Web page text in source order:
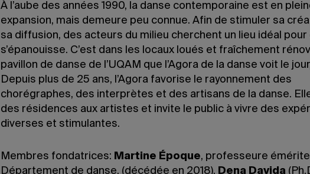
À l’aube des années 1990, la danse contemporaine est en
expansion, mais demeure peu connue. Afin de stimuler sa
sa diffusion, des acteurs du milieu cherchent un lieu idéal pour
s’épanouisse. C’est dans les locaux loués et fraîchement
pavillon de danse de l’UQAM que l’Agora de la danse voit le
Depuis plus de 25 ans, l’Agora favorise le rayonnement des
chorégraphes, des interprètes et des artisans de la danse.
des résidences aux artistes et invite le public à vivre des
diverses et stimulantes.
Membres fondatrices: Martine Époque, professeure
Département de danse, (décédée en 2018), Dena Davida